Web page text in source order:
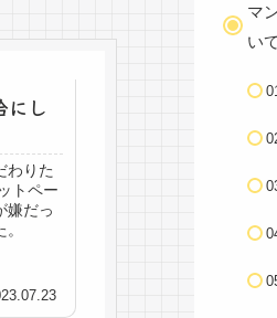
にし
わりた
トペー
嫌だっ
マ
いて